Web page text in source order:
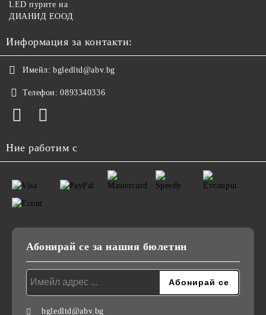
LED пурите на
ДИАНИД ЕООД
Информация за контакти:
Имейл: bgledltd@abv.bg
Телефон: 0893340336
Ние работим с
Абонирай се за нашия бюлетин
bgledltd@abv.bg